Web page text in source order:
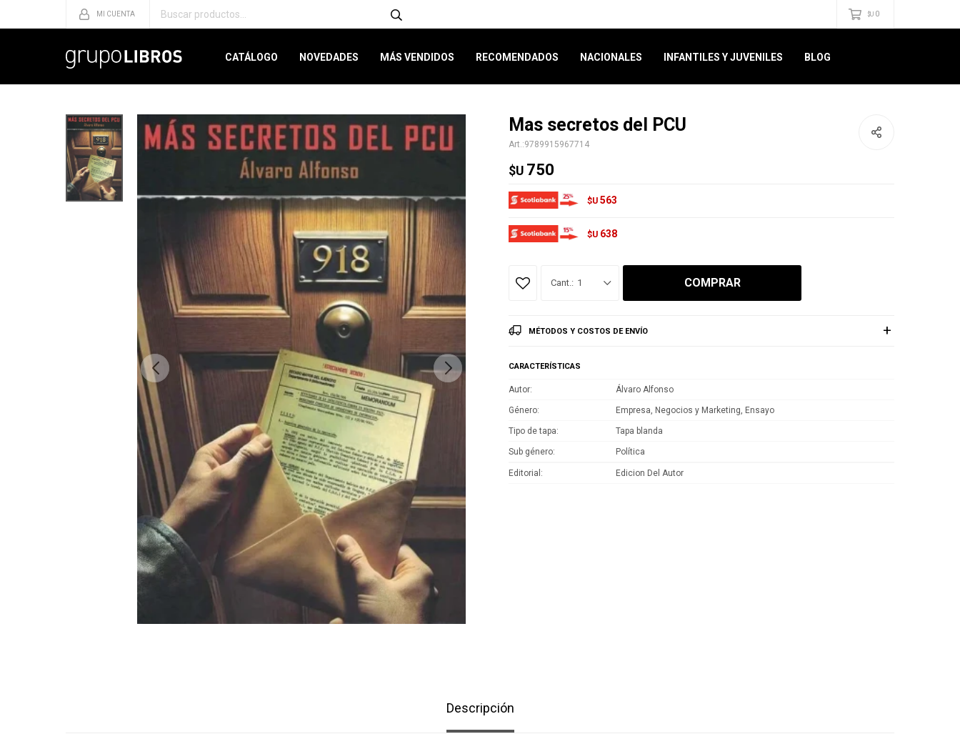
CATÁLOGO NOVEDADES MÁS VENDIDOS RECOMENDADOS NACIONALES INFANTILES Y JUVENILES BLOG
$U 0
Mas secretos del PCU
9789915967714
$U 750
$U 563
$U 638
1 COMPRAR
MÉTODOS Y COSTOS DE ENVÍO
CARACTERÍSTICAS
Autor Álvaro Alfonso
Género Empresa, Negocios y Marketing, Ensayo
Tipo de tapa Tapa blanda
Sub género Política
Editorial Edicion Del Autor
Descripción